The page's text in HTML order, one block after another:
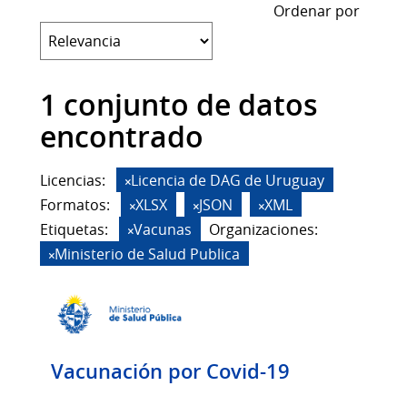
Ordenar por
1 conjunto de datos
encontrado
Licencias:
Licencia de DAG de Uruguay
Formatos:
XLSX JSON
XML
Etiquetas:
Vacunas
Organizaciones:
Ministerio de Salud Publica
Vacunación por Covid-19